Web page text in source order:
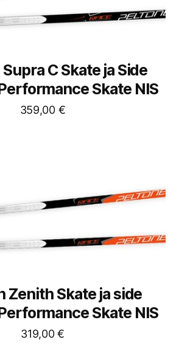
C Skate ja Side
Skate NIS
359,00 €
Zenith Skate ja side
Skate NIS
319,00€